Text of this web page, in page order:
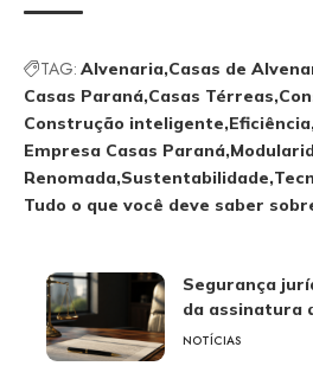
TAG: Alvenaria Casas de
Casas Paraná Casas Térreas
Construção inteligente Eficiência
Empresa Casas Paraná
Renomada Sustentabilidade
Tudo o que você deve saber
Segurança
da assinatura
NOTÍCIAS